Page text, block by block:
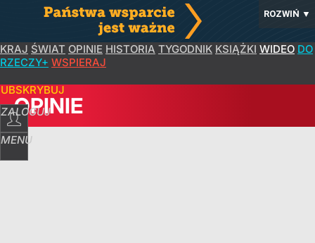
ROZWIŃ ▼
KRAJ ŚWIAT OPINIE HISTORIA TYGODNIK KSIĄŻKI WIDEO DO
RZECZY+ WSPIERAJ
ZALOGUJ
MENU
OPINIE